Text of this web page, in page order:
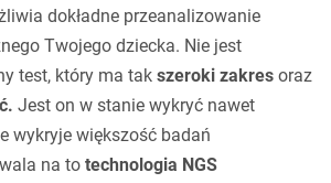
dokładne przeanalizowanie
Twojego dziecka. Nie jest
test, który ma tak szeroki zakres oraz
Jest on w stanie wykryć nawet
wykryje większość badań
na to technologia NGS